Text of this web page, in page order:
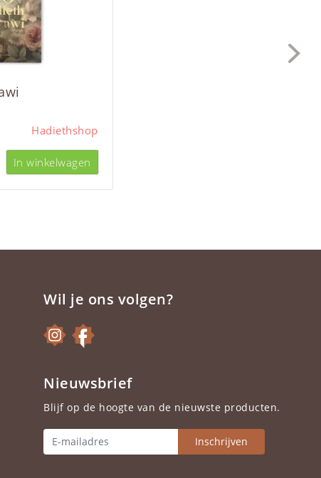
Hadiethshop
In winkelwagen
Wil je ons volgen?
Nieuwsbrief
Blijf op de hoogte van de nieuwste producten.
Inschrijven